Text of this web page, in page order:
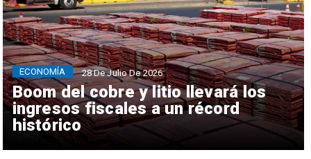
Boom del cobre y litio llevará los
ingresos fiscales a un récord
histórico
ECONOMÍA 28 De Julio De 2026